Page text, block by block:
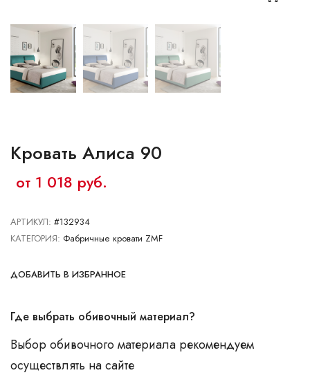
Сморгонь
Кровать Алиса 90
от 1 018 руб.
АРТИКУЛ: #132934
КАТЕГОРИЯ: Фабричные кровати ZMF
ДОБАВИТЬ В ИЗБРАННОЕ
Где выбрать обивочный материал?
Выбор обивочного материала рекомендуем
осуществлять на сайте